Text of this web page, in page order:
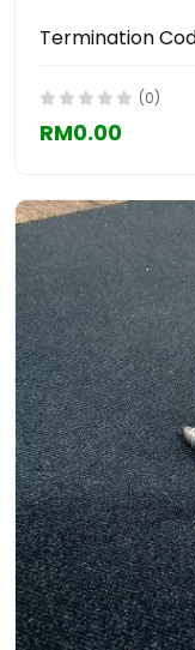
Termination
(0)
RM0.00